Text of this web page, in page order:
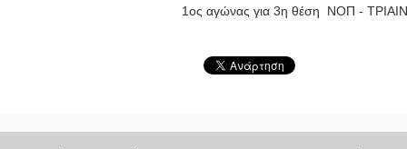
1ος αγώνας για 3η θέση ΝΟΠ -